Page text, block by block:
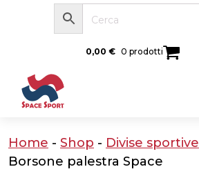
0,00 € 0 prodotti
Home - Shop - Divise sportive
Borsone palestra Space